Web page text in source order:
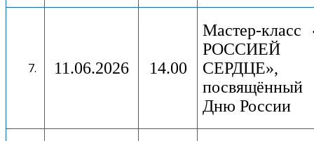
11.06.2026 14.00
Мастер-класс
РОССИЕЙ
СЕРДЦЕ»,
посвящённый
Дню России